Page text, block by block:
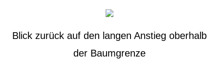
Blick zurück auf den langen Anstieg oberhalb
der Baumgrenze